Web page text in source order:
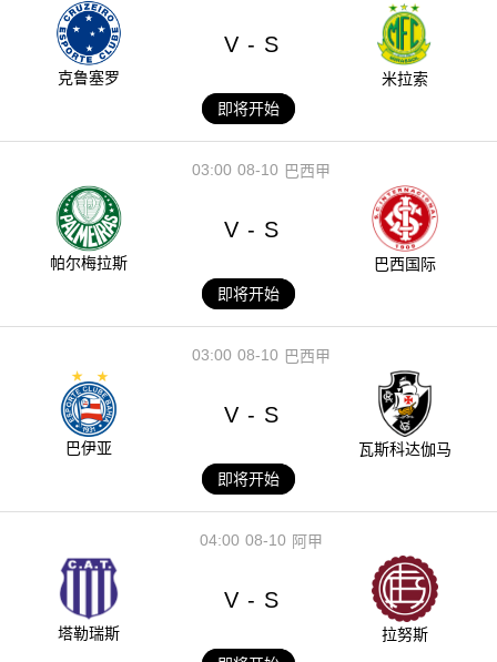
克鲁塞罗
V - S
米拉索
即将开始
08-10
03:00 巴西甲
帕尔梅拉斯
V - S
巴西国际
即将开始
08-10
03:00 巴西甲
巴伊亚
V - S
瓦斯科达伽马
即将开始
08-10
04:00 阿甲
塔勒瑞斯
V - S
拉努斯